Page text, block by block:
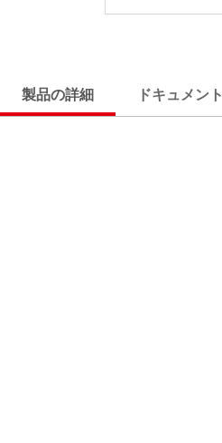
製品の詳細 ドキュメント